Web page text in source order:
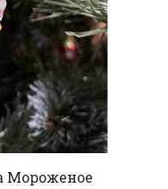
Мороженое